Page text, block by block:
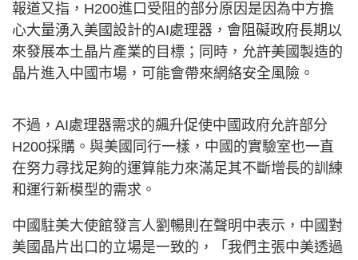
報道又指，H200進口受阻的部分原因是因為中方擔
心大量湧入美國設計的AI處理器，會阻礙政府長期以
來發展本土晶片產業的目標；同時，允許美國製造的
晶片進入中國市場，可能會帶來網絡安全風險。
不過，AI處理器需求的飆升促使中國政府允許部分
H200採購。與美國同行一樣，中國的實驗室也一直
在努力尋找足夠的運算能力來滿足其不斷增長的訓練
和運行新模型的需求。
中國駐美大使館發言人劉暢則在聲明中表示，中國對
美國晶片出口的立場是一致的，「我們主張中美透過